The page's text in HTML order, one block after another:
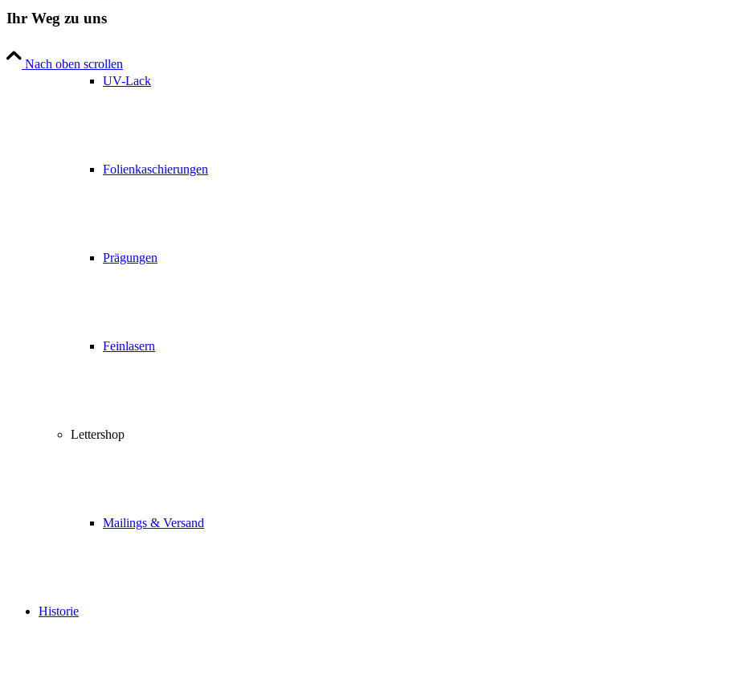
UV-Lack
Folienkaschierungen
Prägungen
Feinlasern
Lettershop
Mailings & Versand
Historie
Ihr Weg zu uns
Nach oben scrollen